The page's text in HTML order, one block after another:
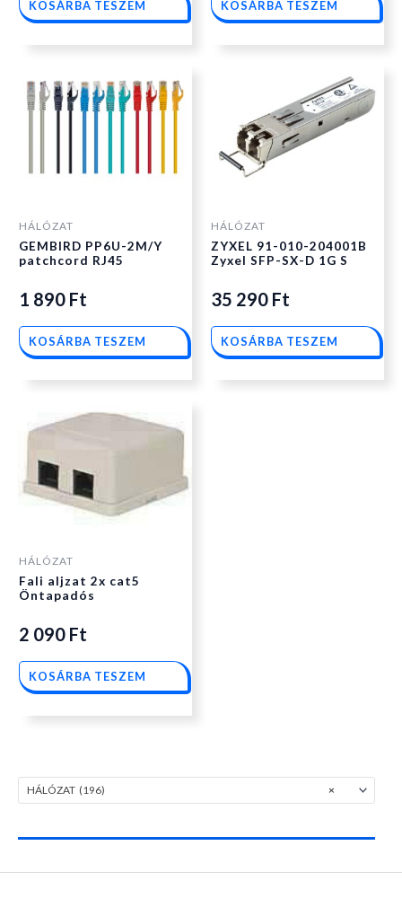
×
HÁLÓZAT (196)
KOSÁRBA TESZEM KOSÁRBA TESZEM
HÁLÓZAT
GEMBIRD PP6U-2M/Y
patchcord RJ45
1 890 Ft
KOSÁRBA TESZEM
HÁLÓZAT
ZYXEL 91-010-204001B
Zyxel SFP-SX-D 1G S
35 290 Ft
KOSÁRBA TESZEM
HÁLÓZAT
Fali aljzat 2x cat5
Öntapadós
2 090 Ft
KOSÁRBA TESZEM